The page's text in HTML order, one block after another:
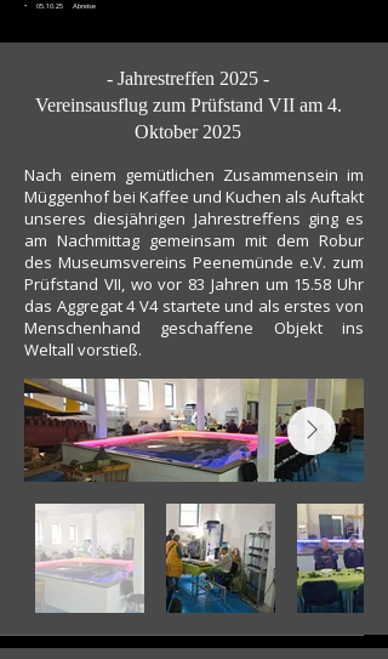
• 05.10.25 Abreise
- Jahrestreffen 2025 -
Vereinsausflug zum Prüfstand VII am 4.
Oktober 2025
Nach einem gemütlichen Zusammensein im
Müggenhof bei Kaffee und Kuchen als Auftakt
unseres diesjährigen Jahrestreffens ging es
am Nachmittag gemeinsam mit dem Robur
des Museumsvereins Peenemünde e.V. zum
Prüfstand VII, wo vor 83 Jahren um 15.58 Uhr
das Aggregat 4 V4 startete und als erstes von
Menschenhand geschaffene Objekt ins
Weltall vorstieß.